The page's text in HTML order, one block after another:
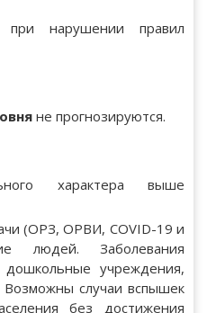
нарушении правил
не прогнозируются.
характера выше
(ОРЗ, ОРВИ, COVID-19 и
людей. Заболевания
учреждения,
случаи вспышек
без достижения